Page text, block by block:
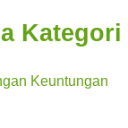
Kategori